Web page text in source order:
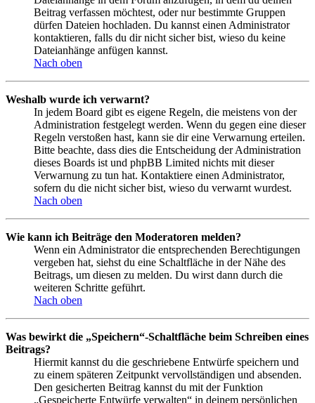
Beitrag verfassen möchtest, oder nur bestimmte Gruppen
dürfen Dateien hochladen. Du kannst einen Administrator
kontaktieren, falls du dir nicht sicher bist, wieso du keine
Dateianhänge anfügen kannst.
Nach oben
Weshalb wurde ich verwarnt?
In jedem Board gibt es eigene Regeln, die meistens von der
Administration festgelegt werden. Wenn du gegen eine dieser
Regeln verstoßen hast, kann sie dir eine Verwarnung erteilen.
Bitte beachte, dass dies die Entscheidung der Administration
dieses Boards ist und phpBB Limited nichts mit dieser
Verwarnung zu tun hat. Kontaktiere einen Administrator,
sofern du die nicht sicher bist, wieso du verwarnt wurdest.
Nach oben
Wie kann ich Beiträge den Moderatoren melden?
Wenn ein Administrator die entsprechenden Berechtigungen
vergeben hat, siehst du eine Schaltfläche in der Nähe des
Beitrags, um diesen zu melden. Du wirst dann durch die
weiteren Schritte geführt.
Nach oben
Was bewirkt die „Speichern“-Schaltfläche beim Schreiben eines
Beitrags?
Hiermit kannst du die geschriebene Entwürfe speichern und
zu einem späteren Zeitpunkt vervollständigen und absenden.
Den gesicherten Beitrag kannst du mit der Funktion
„Gespeicherte Entwürfe verwalten“ in deinem persönlichen